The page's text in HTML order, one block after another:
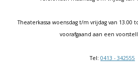
Theaterkassa woensdag t/m vrijdag van 13.00
voorafgaand aan een
Tel: 0413 - 342555